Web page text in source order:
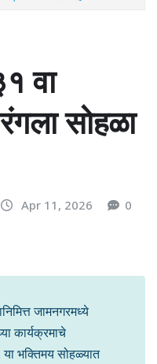
वा
सोहळा
Apr 11, 2026 0
जामनगरमध्ये
कार्यक्रमाचे
भक्तिमय सोहळ्यात